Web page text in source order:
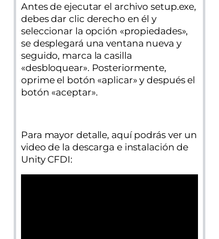
Antes de ejecutar el archivosetup.exe,
debes dar clic derecho en él y
seleccionar la opción «propiedades»,
se desplegará una ventana nueva y
seguido, marca la casilla
«desbloquear». Posteriormente,
oprime el botón «aplicar» y después el
botón «aceptar».
Para mayor detalle, aquí podrás ver un
video de la descarga e instalación de
Unity CFDI: